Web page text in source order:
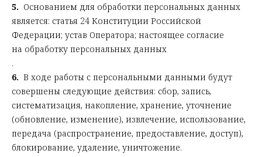
5. Основанием для обработки персональных данных
является: статья 24 Конституции Российской
Федерации; устав Оператора; настоящее согласие
на обработку персональных данных
.
6. В ходе работы с персональными данными будут
совершены следующие действия: сбор, запись,
систематизация, накопление, хранение, уточнение
(обновление, изменение), извлечение, использование,
передача (распространение, предоставление, доступ),
блокирование, удаление, уничтожение.